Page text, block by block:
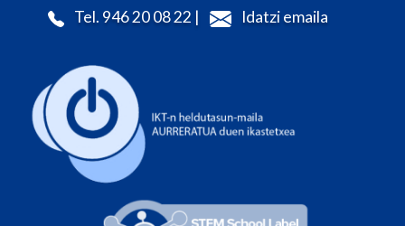
Tel. 946 20 08 22 | Idatzi emaila